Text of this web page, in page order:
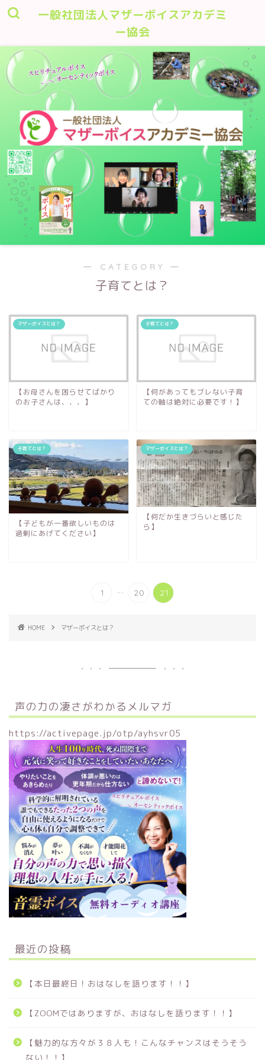
一般社団法人マザーボイスアカデミ
ー協会
― CATEGORY ―
子育てとは？
マザーボイスとは？
【お母さんを困らせてばかり
のお子さんは、、、】
子育てとは？
【何があってもブレない子育
ての軸は絶対に必要です！】
子育てとは？
【子どもが一番欲しいものは
過剰にあげてください】
マザーボイスとは？
【何だか生きづらいと感じた
ら】
1 ... 20 21
HOME マザーボイスとは？
声の力の凄さがわかるメルマガ
https://activepage.jp/otp/ayhsvr05
最近の投稿
【本日最終日！おはなしを語ります！！】
【ZOOMではありますが、おはなしを語ります！！】
【魅力的な方々が３８人も！こんなチャンスはそうそう
ない！！】